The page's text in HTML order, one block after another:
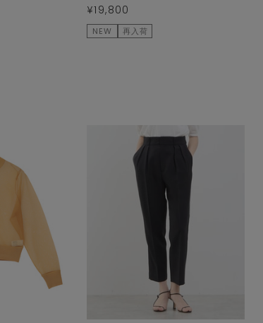
¥19,800
NEW 再入荷